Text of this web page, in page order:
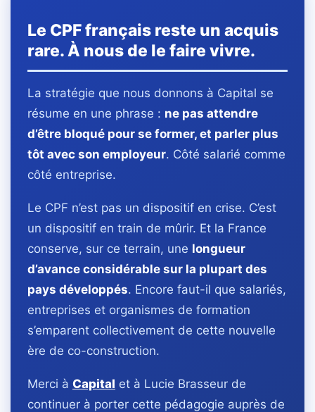
Le CPF français reste un acquis
rare. À nous de le faire vivre.
La stratégie que nous donnons à Capital se
résume en une phrase : ne pas attendre
d’être bloqué pour se former, et parler plus
tôt avec son employeur. Côté salarié comme
côté entreprise.
Le CPF n’est pas un dispositif en crise. C’est
un dispositif en train de mûrir. Et la France
conserve, sur ce terrain, une longueur
d’avance considérable sur la plupart des
pays développés. Encore faut-il que salariés,
entreprises et organismes de formation
s’emparent collectivement de cette nouvelle
ère de co-construction.
Merci à Capital et à Lucie Brasseur de
continuer à porter cette pédagogie auprès de